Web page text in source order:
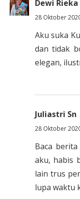
Dewi Rieka
28 Oktober
Aku suka
dan tidak
elegan,
Juliastri Sn
28 Oktober
Baca
aku, habis
lain trus
lupa waktu